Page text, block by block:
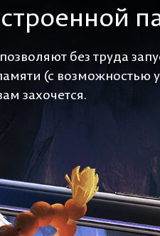
без труда
(с возможностью
захочется.